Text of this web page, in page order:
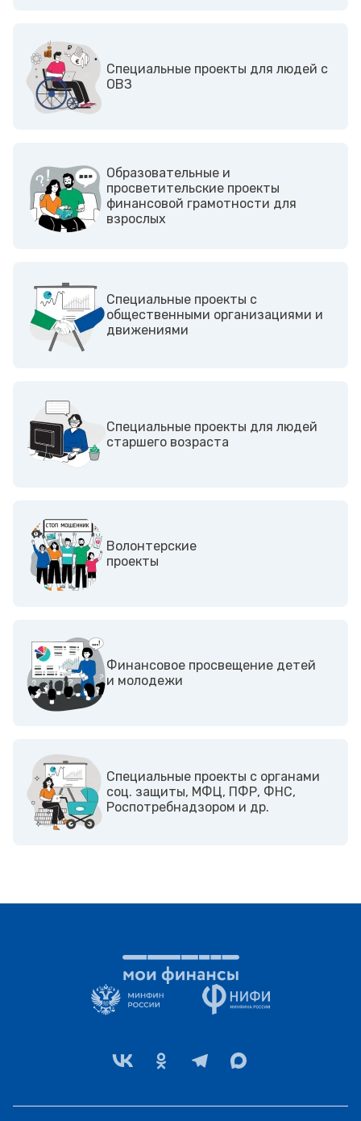
Cпециальные проекты для людей с
ОВЗ
Образовательные и
просветительские проекты
финансовой грамотности для
взрослых
Cпециальные проекты с
общественными организациями и
движениями
Специальные проекты для людей
старшего возраста
Волонтерские
проекты
Финансовое просвещение детей
и молодежи
Cпециальные проекты с органами
соц. защиты, МФЦ, ПФР, ФНС,
Роспотребнадзором и др.